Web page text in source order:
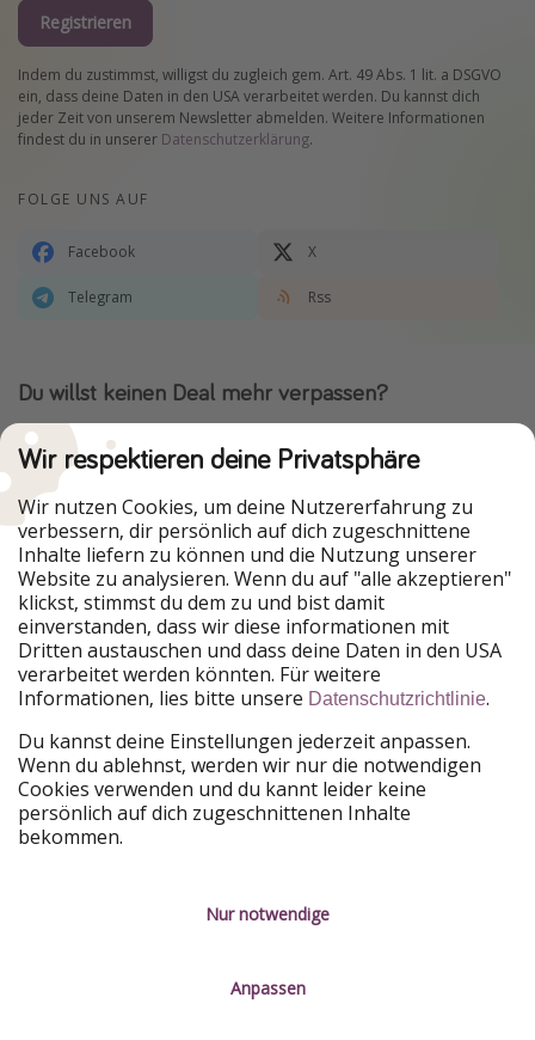
Registrieren
Indem du zustimmst, willigst du zugleich gem. Art. 49 Abs. 1 lit. a DSGVO
ein, dass deine Daten in den USA verarbeitet werden. Du kannst dich
jeder Zeit von unserem Newsletter abmelden. Weitere Informationen
findest du in unserer Datenschutzerklärung.
FOLGE UNS AUF
Facebook X
Telegram Rss
Du willst keinen Deal mehr verpassen?
Dann lade unsere App herunter.
Urlaubspiraten ist Teil der HolidayPirates Group
Unsere Märkte
PiratinViaggio
HolidayPirates
VakantiePiraten
WakacyjniPiraci
VoyagesPirates
Ferienpiraten
Urlaubspiraten
ViajerosPiratas
Unsere Gruppe
HolidayPirates Group
Lerne uns kennen
Service-Kontrolle
Wir respektieren deine Privatsphäre
Wir nutzen Cookies, um deine Nutzererfahrung zu
verbessern, dir persönlich auf dich zugeschnittene
Inhalte liefern zu können und die Nutzung unserer
Website zu analysieren. Wenn du auf "alle akzeptieren"
klickst, stimmst du dem zu und bist damit
einverstanden, dass wir diese informationen mit
Dritten austauschen und dass deine Daten in den USA
verarbeitet werden könnten. Für weitere
Informationen, lies bitte unsere Datenschutzrichtlinie.
Du kannst deine Einstellungen jederzeit anpassen.
Wenn du ablehnst, werden wir nur die notwendigen
Cookies verwenden und du kannt leider keine
persönlich auf dich zugeschnittenen Inhalte
bekommen.
Nur notwendige
Anpassen